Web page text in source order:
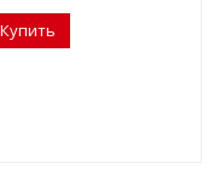
Купить